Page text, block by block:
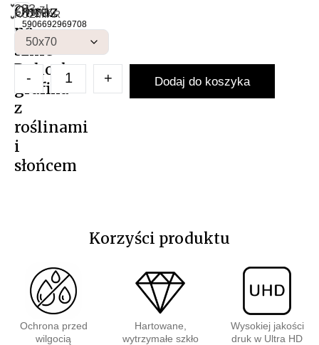
Obraz
na
szkle
Bohoska
grafika
z
roślinami
i
słońcem
Artykuł:
5906692969708
283zł
ROZMIAR
- + Dodaj do koszyka
Korzyści produktu
Ochrona przed
wilgocią
Hartowane,
wytrzymałe szkło
Wysokiej jakości
druk w Ultra HD